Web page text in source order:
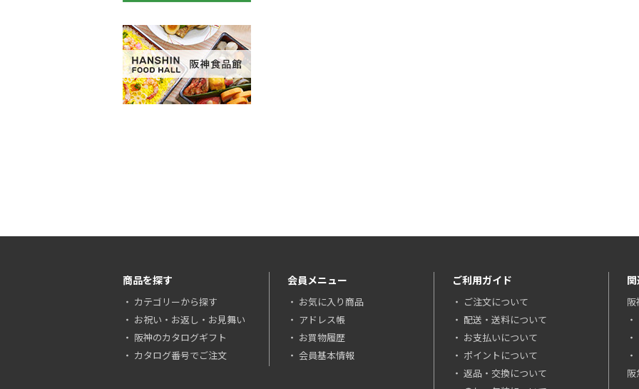
商品を探す
カテゴリーから探す
お祝い・お返し・お見舞い
阪神のカタログギフト
カタログ番号でご注文
会員メニュー
お気に入り商品
アドレス帳
お買物履歴
会員基本情報
ご利用ガイド
ご注文について
配送・送料について
お支払いについて
ポイントについて
返品・交換について
阪
阪